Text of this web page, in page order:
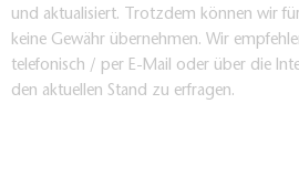
und aktualisiert. Trotzdem können wir
keine Gewähr übernehmen. Wir
telefonisch / per E-Mail oder über die
den aktuellen Stand zu erfragen.